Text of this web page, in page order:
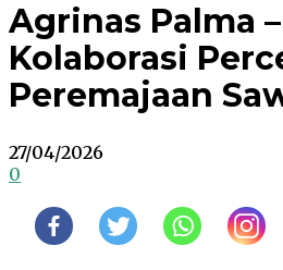
Agrinas Palma –
Kolaborasi
Peremajaan
27/04/2026
0